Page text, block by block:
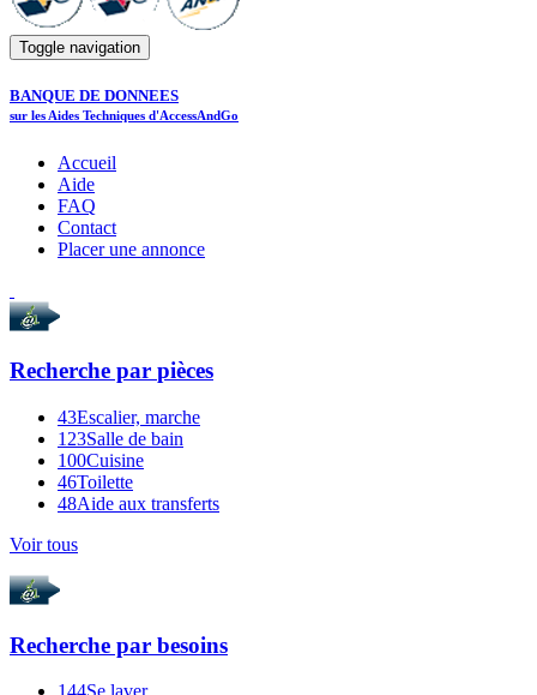
Toggle navigation
BANQUE DE DONNEES
sur les Aides Techniques d'AccessAndGo
Accueil
Aide
FAQ
Contact
Placer une annonce
Recherche par pièces
43Escalier, marche
123Salle de bain
100Cuisine
46Toilette
48Aide aux transferts
Voir tous
Recherche par besoins